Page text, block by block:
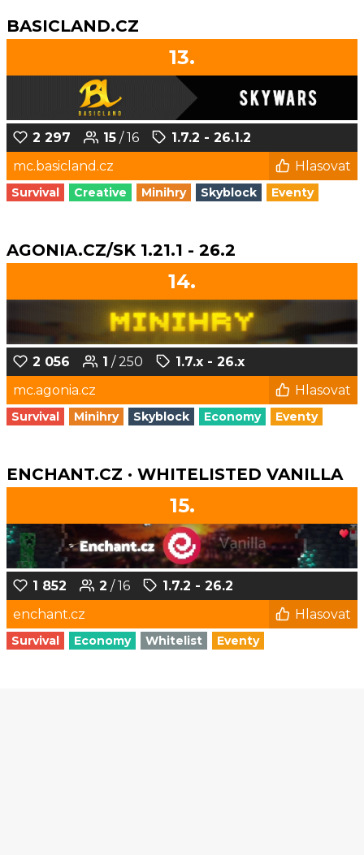
BASICLAND.CZ
13.
2 297 15 / 16
1.7.2 - 26.1.2
mc.basicland.cz
Hlasovat
Survival Creative Minihry Skyblock Eventy
AGONIA.CZ/SK 1.21.1 - 26.2
14.
2 056 1 / 250
1.7.x - 26.x
mc.agonia.cz
Hlasovat
Survival Minihry Skyblock Economy Eventy
ENCHANT.CZ · WHITELISTED VANILLA
15.
1 852 2 / 16
1.7.2 - 26.2
enchant.cz
Hlasovat
Survival Economy Whitelist Eventy